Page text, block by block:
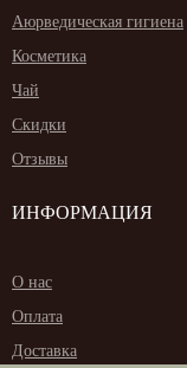
Аюрведическая гигиена
Косметика
Чай
Скидки
Отзывы
ИНФОРМАЦИЯ
О нас
Оплата
Доставка